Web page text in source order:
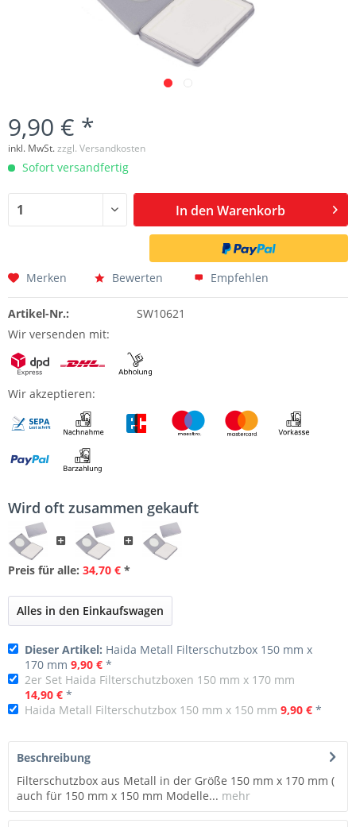
9,90 € *
inkl. MwSt.zzgl. Versandkosten
Sofort versandfertig
In den Warenkorb
Merken Bewerten Empfehlen
Artikel-Nr.:
SW10621
Wir versenden mit:
Wir akzeptieren:
Wird oft zusammen gekauft
Preis für alle: 34,70 € *
Alles in den Einkaufswagen
Dieser Artikel: Haida Metall Filterschutzbox 150 mm x
170 mm 9,90 € *
2er Set Haida Filterschutzboxen 150 mm x 170 mm
14,90 € *
Haida Metall Filterschutzbox 150 mm x 150 mm 9,90 € *
Beschreibung
Filterschutzbox aus Metall in der Größe 150 mm x 170 mm (
auch für 150 mm x 150 mm Modelle... mehr